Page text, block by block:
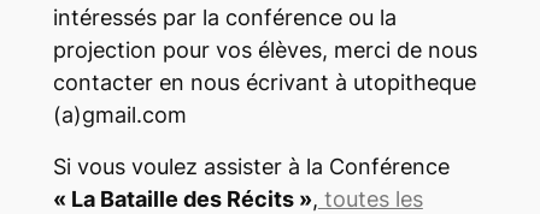
intéressés par la conférence ou la
projection pour vos élèves, merci de nous
contacter en nous écrivant à utopitheque
(a)gmail.com
Si vous voulez assister à la Conférence
« La Bataille des Récits », toutes les